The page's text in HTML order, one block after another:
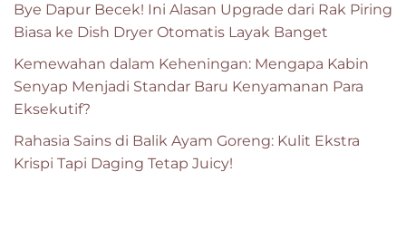
Bye Dapur Becek! Ini Alasan Upgrade dari Rak Piring
Biasa ke Dish Dryer Otomatis Layak Banget
Kemewahan dalam Keheningan: Mengapa Kabin
Senyap Menjadi Standar Baru Kenyamanan Para
Eksekutif?
Rahasia Sains di Balik Ayam Goreng: Kulit Ekstra
Krispi Tapi Daging Tetap Juicy!